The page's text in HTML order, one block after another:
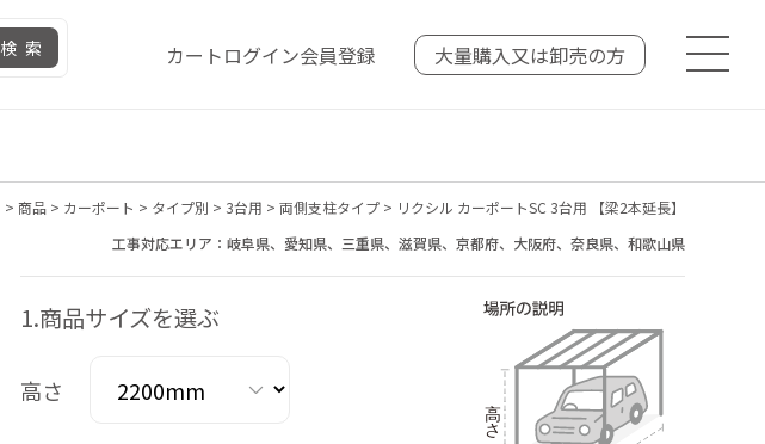
検索 カートログイン会員登録 大量購入又は卸売の方
> 商品> カーポート > タイプ別 > 3台用 > 両側支柱タイプ> リクシル カーポートSC 3台用 【梁2本延長】
工事対応エリア：岐阜県、愛知県、三重県、滋賀県、京都府、大阪府、奈良県、和歌山県
1.商品サイズを選ぶ
高さ